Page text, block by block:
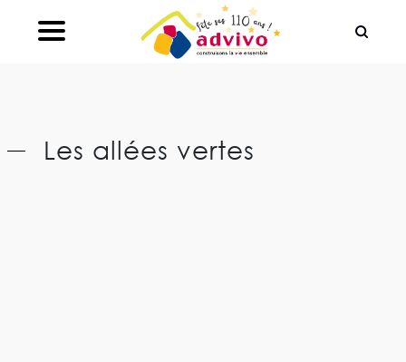
Les allées vertes